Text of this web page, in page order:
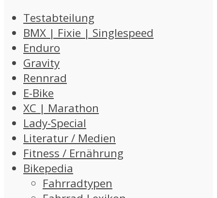
Testabteilung
BMX | Fixie | Singlespeed
Enduro
Gravity
Rennrad
E-Bike
XC | Marathon
Lady-Special
Literatur / Medien
Fitness / Ernährung
Bikepedia
Fahrradtypen